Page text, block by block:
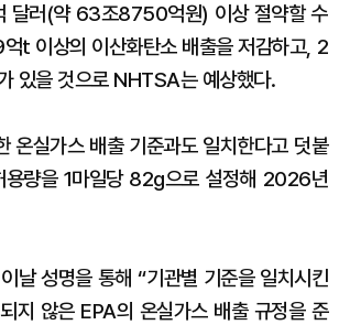
달러(약 63조8750억원) 이상 절약할 수
t 이상의 이산화탄소 배출을 저감하고, 2
있을 것으로 NHTSA는 예상했다.
실가스 배출 기준과도 일치한다고 덧붙
량을 1마일당 82g으로 설정해 2026년
날 성명을 통해 “기관별 기준을 일치시킨
지 않은 EPA의 온실가스 배출 규정을 준